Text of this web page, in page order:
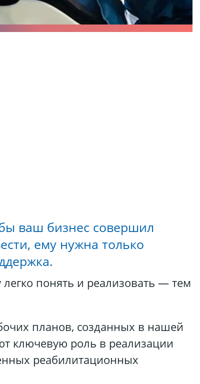
ваш бизнес совершил
ему нужна только
понять и реализовать — тем
планов, созданных в нашей
ключевую роль в реализации
реабилитационных